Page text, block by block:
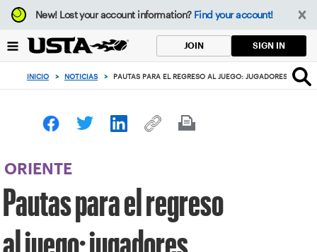
Enfoque
desde
botón
volver
principio
New!Lost your account information? Find your account!
JOIN SIGN IN
INICIO > NOTICIAS > PAUTAS PARA EL REGRESO AL JUEGO: JUGADORES,
ORIENTE
Pautas para el regreso
al juego: jugadores,